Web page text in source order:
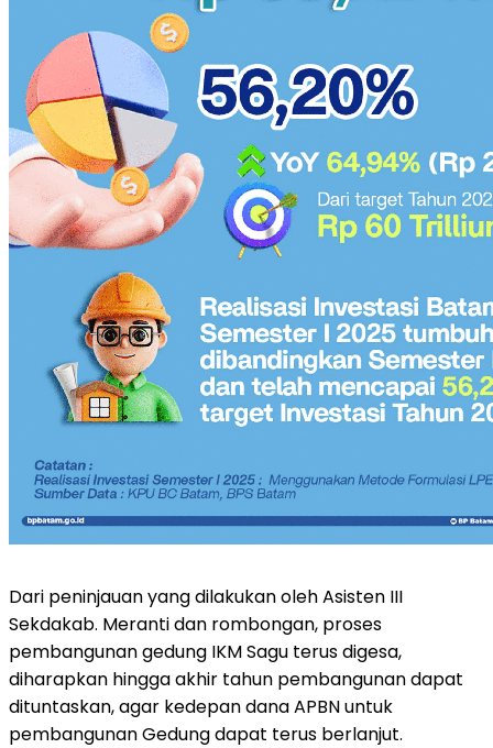
Dari peninjauan yang dilakukan oleh Asisten III
Sekdakab. Meranti dan rombongan, proses
pembangunan gedung IKM Sagu terus digesa,
diharapkan hingga akhir tahun pembangunan dapat
dituntaskan, agar kedepan dana APBN untuk
pembangunan Gedung dapat terus berlanjut.